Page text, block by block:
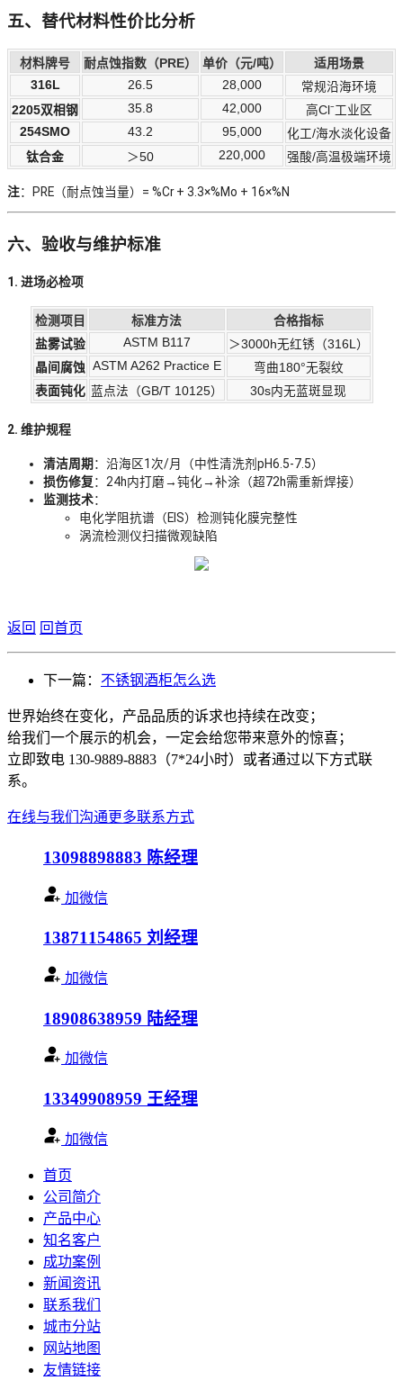
五、替代材料性价比分析
材料牌号 耐点蚀指数（PRE） 单价（元/吨）
适用场景
316L
26.5 28,000
常规沿海环境
2205双相钢
35.8 42,000
高Cl⁻工业区
254SMO
43.2 95,000
化工/海水淡化设备
钛合金
＞50 220,000 强酸/高温极端环境
注：PRE（耐点蚀当量）= %Cr + 3.3×%Mo + 16×%N
六、验收与维护标准
1. 进场必检项
检测项目 标准方法
合格指标
盐雾试验
ASTM B117
＞3000h无红锈（316L）
晶间腐蚀 ASTM A262 Practice E
弯曲180°无裂纹
表面钝化 蓝点法（GB/T 10125） 30s内无蓝斑显现
2. 维护规程
清洁周期 ：沿海区1次/月（中性清洗剂pH6.5-7.5）
损伤修复：24h内打磨→钝化→补涂（超72h需重新焊接）
监测技术：
电化学阻抗谱（EIS）检测钝化膜完整性
涡流检测仪扫描微观缺陷
返回 回首页
下一篇： 不锈钢酒柜怎么选
世界始终在变化，产品品质的诉求也持续在改变；
给我们一个展示的机会，一定会给您带来意外的惊喜；
立即致电 130-9889-8883（7*24小时）或者通过以下方式联
系。
在线与我们沟通更多联系方式
13098898883 陈经理
加微信
13871154865 刘经理
加微信
18908638959 陆经理
加微信
13349908959 王经理
加微信
首页
公司简介
产品中心
知名客户
成功案例
新闻资讯
联系我们
城市分站
网站地图
友情链接